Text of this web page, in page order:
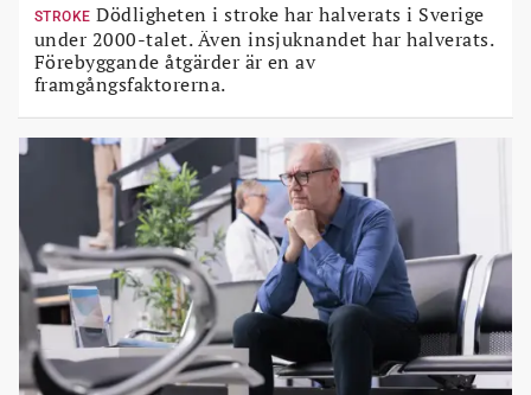
STROKE Dödligheten i stroke har halverats i Sverige
under 2000-talet. Även insjuknandet har halverats.
Förebyggande åtgärder är en av
framgångsfaktorerna.